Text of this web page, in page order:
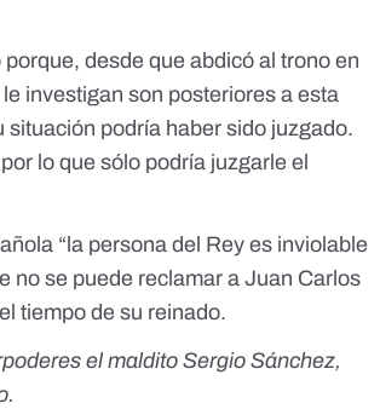
desde que abdicó al trono en
investigan son posteriores a esta
podría haber sido juzgado.
lo que sólo podría juzgarle el
“la persona del Rey es inviolable
no se puede reclamar a Juan Carlos
tiempo de su reinado.
el maldito Sergio Sánchez,